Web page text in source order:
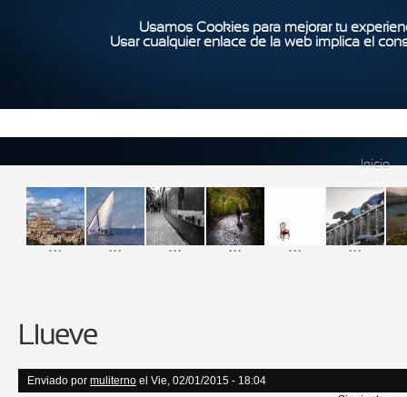
Usamos Cookies para mejorar tu
Usar cualquier enlace de la web implica el
Inicio
... ... ... ... ... ...
Llueve
Enviado por muliterno el Vie, 02/01/2015 - 18:04